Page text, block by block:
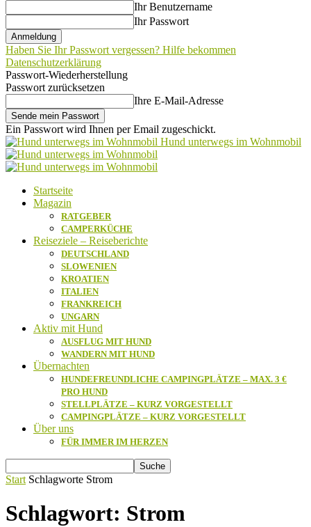
Ihr Benutzername
Ihr Passwort
Haben Sie Ihr Passwort vergessen? Hilfe bekommen
Datenschutzerklärung
Passwort-Wiederherstellung
Passwort zurücksetzen
Ihre E-Mail-Adresse
Ein Passwort wird Ihnen per Email zugeschickt.
Hund unterwegs im Wohnmobil
Startseite
Magazin
RATGEBER
CAMPERKÜCHE
Reiseziele – Reiseberichte
DEUTSCHLAND
SLOWENIEN
KROATIEN
ITALIEN
FRANKREICH
UNGARN
Aktiv mit Hund
AUSFLUG MIT HUND
WANDERN MIT HUND
Übernachten
HUNDEFREUNDLICHE CAMPINGPLÄTZE – MAX. 3 €
PRO HUND
STELLPLÄTZE – KURZ VORGESTELLT
CAMPINGPLÄTZE – KURZ VORGESTELLT
Über uns
FÜR IMMER IM HERZEN
Start Schlagworte Strom
Schlagwort: Strom